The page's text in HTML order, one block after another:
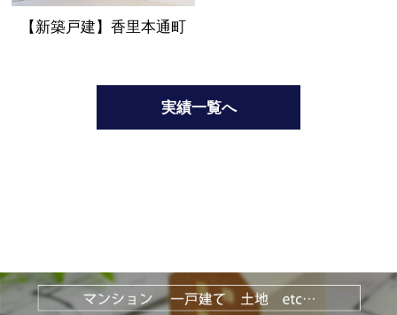
【新築戸建】香里本通町
実績一覧へ